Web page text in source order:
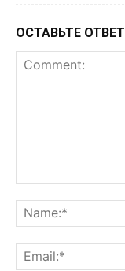
ОСТАВЬТЕ ОТВЕТ